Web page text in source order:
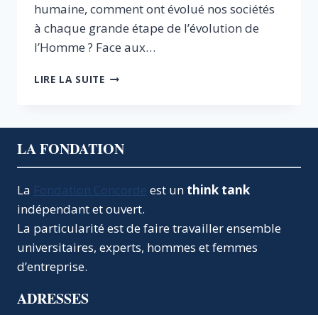
humaine, comment ont évolué nos sociétés
à chaque grande étape de l’évolution de
l’Homme ? Face aux…
LIRE LA SUITEQUI
?
LES
SINGES,
LES
HOMMES
OU
LA FONDATION
La Fondation Concorde est un think tank
indépendant et ouvert.
La particularité est de faire travailler ensemble
universitaires, experts, hommes et femmes
d’entreprise.
ADRESSES